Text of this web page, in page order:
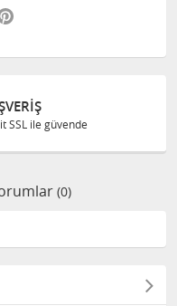
SSL ile güvende
(0)